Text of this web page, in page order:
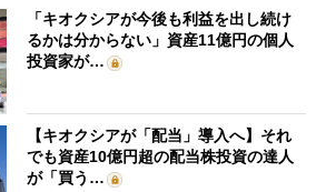
「キオクシアが今後も利益を出し続け
るかは分からない」資産11億円の個人
投資家が…
【キオクシアが「配当」導入へ】それ
でも資産10億円超の配当株投資の達人
が「買う…